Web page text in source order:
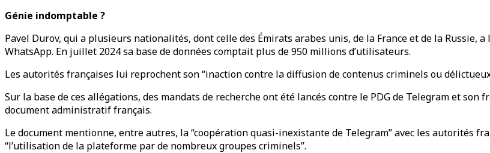
Génie indomptable ?
Pavel Durov, qui a plusieurs nationalités, dont celle des Émirats arabes unis, de la France et de la Russie,
WhatsApp. En juillet 2024 sa base de données comptait plus de 950 millions d’utilisateurs.
Les autorités françaises lui reprochent son “inaction contre la diffusion de contenus criminels ou
Sur la base de ces allégations, des mandats de recherche ont été lancés contre le PDG de Telegram et
document administratif français.
Le document mentionne, entre autres, la “coopération quasi-inexistante de Telegram” avec les autorités
“l’utilisation de la plateforme par de nombreux groupes criminels”.